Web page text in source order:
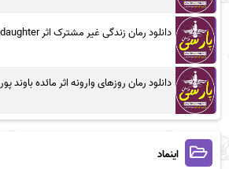
دانلود رمان زندگی غیر مشترک اثر sun_daughter
دانلود رمان روزهای وارونه اثر مائده باوند پور
اینماد